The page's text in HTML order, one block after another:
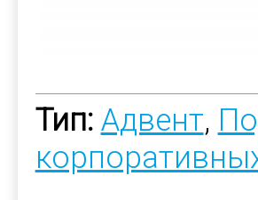
Тип: Адвент,